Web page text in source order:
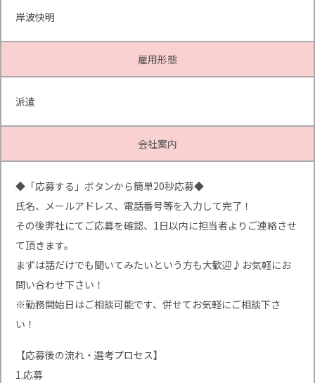
岸波快明
雇用形態
派遣
会社案内
◆「応募する」ボタンから簡単20秒応募◆
氏名、メールアドレス、電話番号等を入力して完了！
その後弊社にてご応募を確認、1日以内に担当者よりご連絡させ
て頂きます。
まずは話だけでも聞いてみたいという方も大歓迎♪お気軽にお
問い合わせ下さい！
※勤務開始日はご相談可能です、併せてお気軽にご相談下さ
い！
【応募後の流れ・選考プロセス】
1.応募